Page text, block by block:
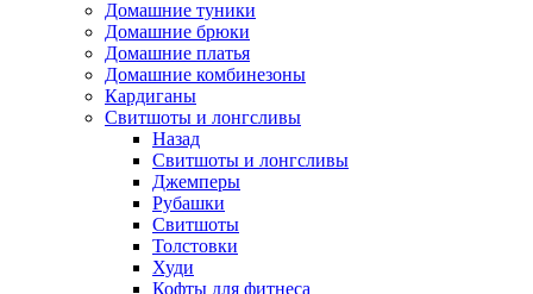
Домашние туники
Домашние брюки
Домашние платья
Домашние комбинезоны
Кардиганы
Свитшоты и лонгсливы
Назад
Свитшоты и лонгсливы
Джемперы
Рубашки
Свитшоты
Толстовки
Худи
Кофты для фитнеса